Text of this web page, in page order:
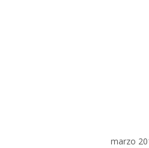
marzo